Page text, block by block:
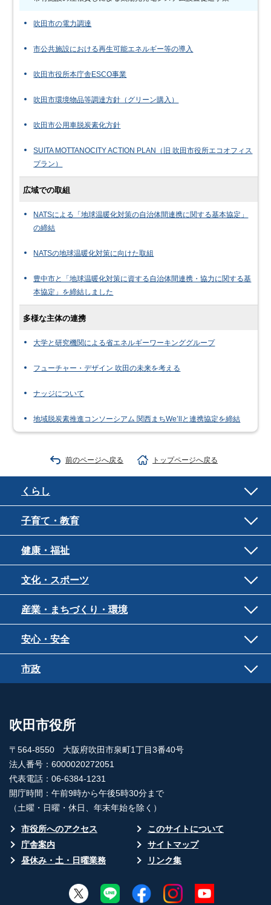
吹田市の電力調達
市公共施設における再生可能エネルギー等の導入
吹田市役所本庁舎ESCO事業
吹田市環境物品等調達方針（グリーン購入）
吹田市公用車脱炭素化方針
SUITA MOTTANOCITY ACTION PLAN（旧 吹田市役所エコオフィス
プラン）
広域での取組
NATSによる「地球温暖化対策の自治体間連携に関する基本協定」
の締結
NATSの地球温暖化対策に向けた取組
豊中市と「地球温暖化対策に資する自治体間連携・協力に関する基
本協定」を締結しました
多様な主体の連携
大学と研究機関による省エネルギーワーキンググループ
フューチャー・デザイン 吹田の未来を考える
ナッジについて
地域脱炭素推進コンソーシアム 関西まちWe’llと連携協定を締結
前のページへ戻る トップページへ戻る
くらし
子育て・教育
健康・福祉
文化・スポーツ
産業・まちづくり・環境
安心・安全
市政
吹田市役所
〒564-8550 大阪府吹田市泉町1丁目3番40号
法人番号：6000020272051
代表電話：06-6384-1231
開庁時間：午前9時から午後5時30分まで
（土曜・日曜・休日、年末年始を除く）
市役所へのアクセス
このサイトについて
庁舎案内
サイトマップ
昼休み・土・日曜業務
リンク集